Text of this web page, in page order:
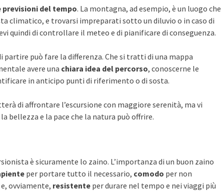
previsioni del tempo. La montagna, ad esempio, è un luogo che
climatico, e trovarsi impreparati sotto un diluvio o in caso di
quindi di controllare il meteo e di pianificare di conseguenza.
può fare la differenza. Che si tratti di una mappa
avere una chiara idea del percorso, conoscerne le
in anticipo punti di riferimento o di sosta.
di affrontare l’escursione con maggiore serenità, ma vi
bellezza e la pace che la natura può offrire.
è sicuramente lo zaino. L’importanza di un buon zaino
per portare tutto il necessario, comodo per non
ovviamente, resistente per durare nel tempo e nei viaggi più